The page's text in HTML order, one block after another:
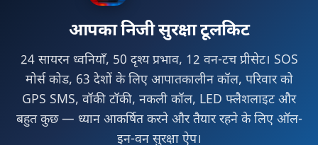
आपका निजी सुरक्षा टूलकिट
24 सायरन ध्वनियाँ, 50 दृश्य प्रभाव, 12 वन-टच प्रीसेट। SOS
मोर्स कोड, 63 देशों के लिए आपातकालीन कॉल, परिवार को
GPS SMS, वॉकी टॉकी, नकली कॉल, LED फ्लैशलाइट और
बहुत कुछ — ध्यान आकर्षित करने और तैयार रहने के लिए ऑल-
इन-वन सुरक्षा ऐप।